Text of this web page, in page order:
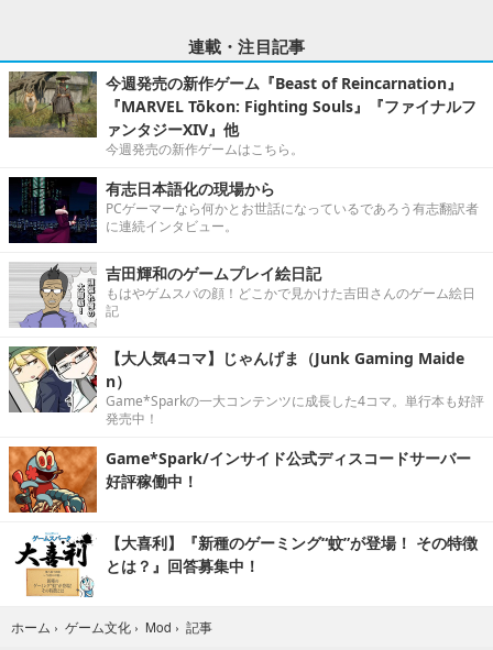
連載・注目記事
今週発売の新作ゲーム『Beast of Reincarnation』
『MARVEL Tōkon: Fighting Souls』『ファイナルフ
ァンタジーXIV』他
今週発売の新作ゲームはこちら。
有志日本語化の現場から
PCゲーマーなら何かとお世話になっているであろう有志翻訳者
に連続インタビュー。
吉田輝和のゲームプレイ絵日記
もはやゲムスパの顔！どこかで見かけた吉田さんのゲーム絵日
記
【大人気4コマ】じゃんげま（Junk Gaming Maide
n）
Game*Sparkの一大コンテンツに成長した4コマ。単行本も好評
発売中！
Game*Spark/インサイド公式ディスコードサーバー
好評稼働中！
【大喜利】『新種のゲーミング“蚊”が登場！ その特徴
とは？』回答募集中！
ホーム › ゲーム文化 › Mod › 記事